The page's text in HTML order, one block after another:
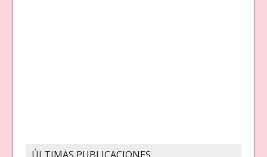
ÚLTIMAS PUBLICACIONES